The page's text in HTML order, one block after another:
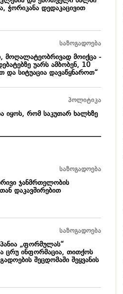
ჭორიკანა დედაკაცივით
საზოგადოება
მოღალატეობრივად მოიქცა -
უარს ამბობენ, 10
და სიტუაცია დავაწყნაროთ“
პოლიტიკა
იყოს, რომ საკუთარ ხალხზე
საზოგადოება
ჯანმრთელობის
დაკავშირებით
საზოგადოება
„ფორმულას“
ცრუ ინფორმაცია, თითქოს
შეცდომაში შეყვანის